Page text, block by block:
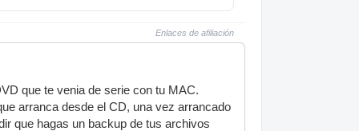
Enlaces de afiliación
que te venia de serie con tu MAC.
arranca desde el CD, una vez arrancado
que hagas un backup de tus archivos